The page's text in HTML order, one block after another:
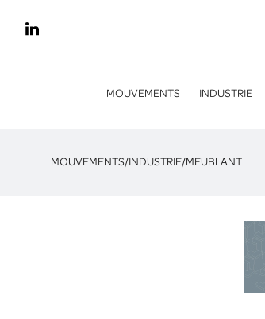
MOUVEMENTS INDUSTRIE
MOUVEMENTS/INDUSTRIE/MEUBLANT